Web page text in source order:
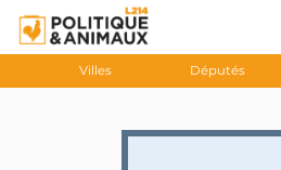
Villes Députés